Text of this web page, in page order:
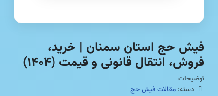
فیش حج استان سمنان | خرید،
فروش، انتقال قانونی و قیمت (۱۴۰۴)
توضیحات
دسته:مقالات فیش حج